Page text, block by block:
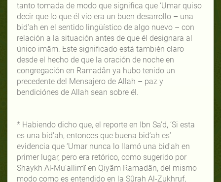
tanto tomada de modo que significa que ‘Umar quiso
decir que lo que él vio era un buen desarrollo – una
bid'ah en el sentido lingüístico de algo nuevo – con
relación a la situación antes de que él designara al
único imâm. Este significado está también claro
desde el hecho de que la oración de noche en
congregación en Ramadân ya hubo tenido un
precedente del Mensajero de Allah – paz y
bendiciónes de Allah sean sobre él.
* Habiendo dicho que, el reporte en Ibn Sa’d, ‘Si esta
es una bid'ah, entonces que buena bid’ah es’
evidencia que ‘Umar nunca lo llamó una bid'ah en
primer lugar, pero era retórico, como sugerido por
Shaykh Al-Mu’allimî en Qiyâm Ramadân, del mismo
modo como es entendido en la Sûrah Al-Zukhruf,